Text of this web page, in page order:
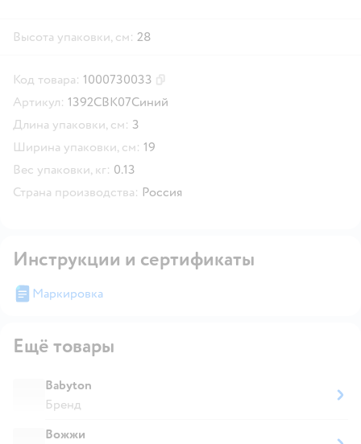
Высота упаковки, см: 28
Код товара: 1000730033
Артикул: 1392СВК07Синий
Длина упаковки, см: 3
Ширина упаковки, см: 19
Вес упаковки, кг: 0.13
Страна производства: Россия
Инструкции и сертификаты
Маркировка
Ещё товары
Babyton
Бренд
Вожжи